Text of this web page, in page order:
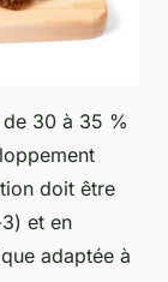
30 à 35 %
doit être
et en
adaptée à